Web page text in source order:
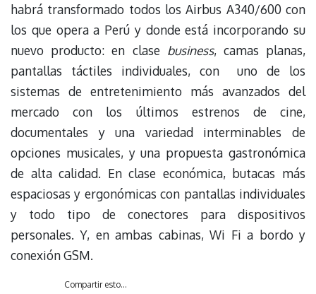
habrá transformado todos los Airbus A340/600 con
los que opera a Perú y donde está incorporando su
nuevo producto: en clasebusiness, camas planas,
pantallas táctiles individuales, con uno de los
sistemas de entretenimiento más avanzados del
mercado con los últimos estrenos de cine,
documentales y una variedad interminables de
opciones musicales, y una propuesta gastronómica
de alta calidad. En clase económica, butacas más
espaciosas y ergonómicas con pantallas individuales
y todo tipo de conectores para dispositivos
personales. Y, en ambas cabinas, Wi Fi a bordo y
conexión GSM.
Compartir esto...